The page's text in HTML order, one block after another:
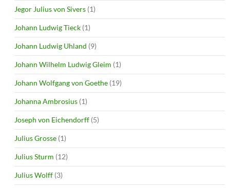
Jegor Julius von Sivers (1)
Johann Ludwig Tieck (1)
Johann Ludwig Uhland (9)
Johann Wilhelm Ludwig Gleim (1)
Johann Wolfgang von Goethe (19)
Johanna Ambrosius (1)
Joseph von Eichendorff (5)
Julius Grosse (1)
Julius Sturm (12)
Julius Wolff (3)